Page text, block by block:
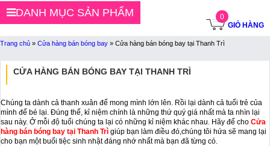
0
GIỎ HÀNG
DANH MỤC SẢN PHẨM
Trang chủ » Cửa hàng bán bóng bay » Cửa hàng bán bóng bay tại Thanh Trì
CỬA HÀNG BÁN BÓNG BAY TẠI THANH TRÌ
Chúng ta dành cả thanh xuân để mong mình lớn lên. Rồi lại dành cả tuổi trẻ của
mình để bé lại. Đúng thế, kỉ niệm chính là những thứ quý giá nhất mà ta nhìn lại
sau này. Ở mỗi độ tuổi chúng ta lại có những kỉ niệm khác nhau. Hãy để cho Cửa
hàng bán bóng bay tại Thanh Trì giúp bạn làm điều đó,chúng tôi hứa sẽ mang lại
cho bạn một buổi tiệc sinh nhật đáng nhớ nhất mà bạn đã từng có.